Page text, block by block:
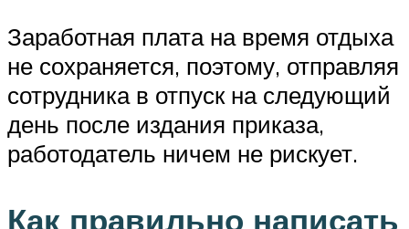
Заработная плата на время отдыха
не сохраняется, поэтому, отправляя
сотрудника в отпуск на следующий
день после издания приказа,
работодатель ничем не рискует.
Как правильно написать